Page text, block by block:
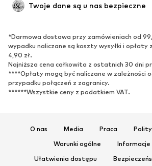
Twoje dane są u nas bezpieczne
*Darmowa dostawa przy zamówieniach od
wypadku naliczane są koszty wysyłki i opłaty
4,90 zł.
Najniższa cena całkowita z ostatnich 30 dni
****Opłaty mogą być naliczane w zależności
przypadku połączeń z zagranicy.
******Wszystkie ceny z podatkiem VAT.
O nas Media Praca
Warunki ogólne
Informacje
Ułatwienia dostępu